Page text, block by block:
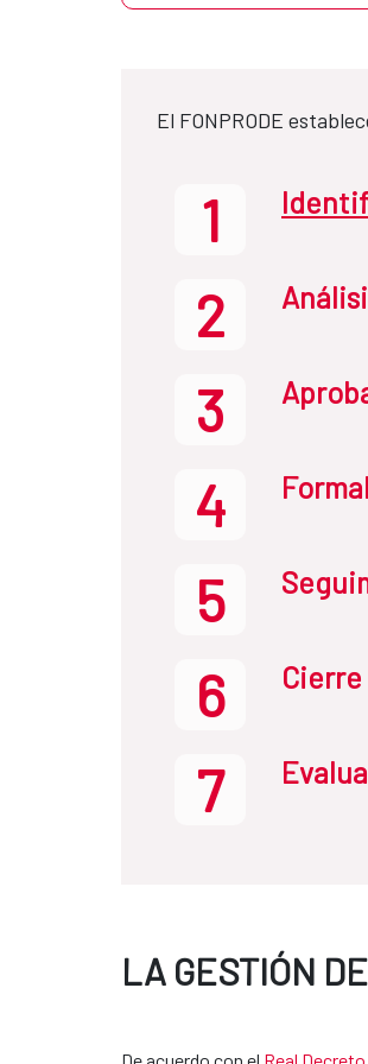
El FONPRODE
1
2
3
4
5
6 Cierre
7
LA GESTIÓN